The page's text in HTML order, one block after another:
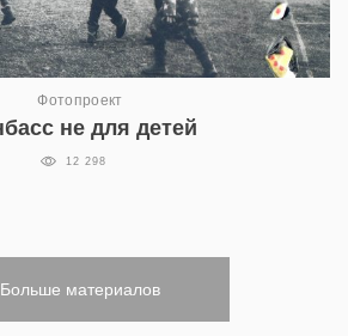
Фотопроект
не для детей
12 298
Больше материалов